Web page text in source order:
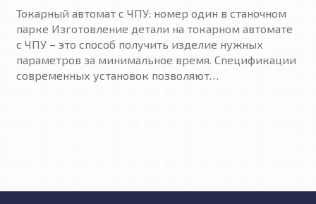
Токарный автомат с ЧПУ: номер один в станочном
парке Изготовление детали на токарном автомате
с ЧПУ – это способ получить изделие нужных
параметров за минимальное время. Спецификации
современных установок позволяют…